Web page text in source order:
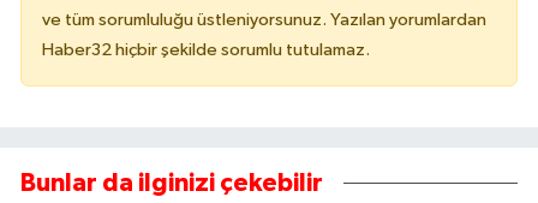
ve tüm sorumluluğu üstleniyorsunuz. Yazılan yorumlardan
Haber32 hiçbir şekilde sorumlu tutulamaz.
Bunlar da ilginizi çekebilir